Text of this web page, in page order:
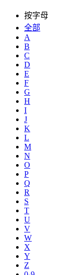
按字母
全部
A
B
C
D
E
F
G
H
I
J
K
L
M
N
O
P
Q
R
S
T
U
V
W
X
Y
Z